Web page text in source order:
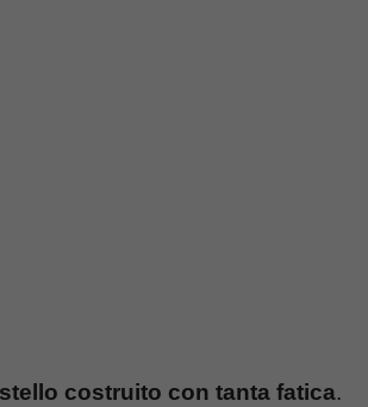
costruito con tanta fatica.